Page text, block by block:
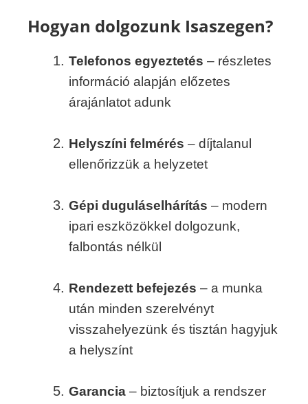
Hogyan dolgozunk Isaszegen?
Telefonos egyeztetés – részletes
információ alapján előzetes
árajánlatot adunk
Helyszíni felmérés – díjtalanul
ellenőrizzük a helyzetet
Gépi duguláselhárítás – modern
ipari eszközökkel dolgozunk,
falbontás nélkül
Rendezett befejezés – a munka
után minden szerelvényt
visszahelyezünk és tisztán hagyjuk
a helyszínt
Garancia – biztosítjuk a rendszer